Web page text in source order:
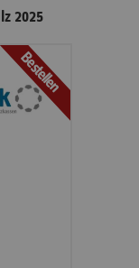
2025
Bestellen